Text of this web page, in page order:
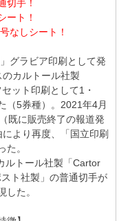
切手！
ート！
なしシート！
グラビア印刷として発
カルトール社製
ット印刷として1・
（5券種）。2021年4月
既に販売終了の報道発
より再度、「国立印刷
た。
ルトール社製「Cartor
ト社製」の普通切手が
した。